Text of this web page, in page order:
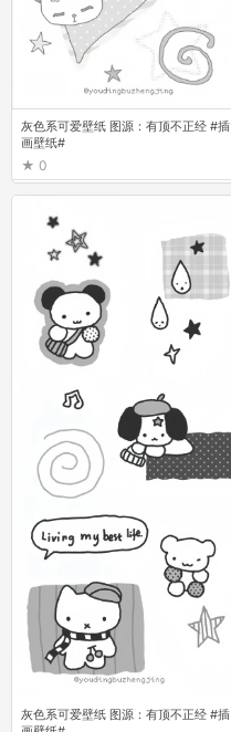
灰色系可爱壁纸 图源：有顶不正经 #插
画壁纸#
0
灰色系可爱壁纸 图源：有顶不正经 #插